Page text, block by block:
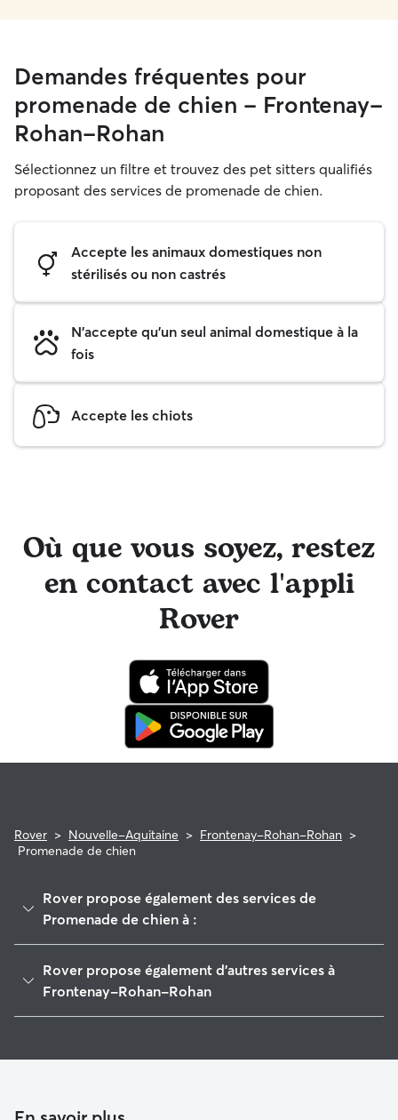
Demandes fréquentes pour
promenade de chien - Frontenay-
Rohan-Rohan
Sélectionnez un filtre et trouvez des pet sitters qualifiés
proposant des services de promenade de chien.
Accepte les animaux domestiques non
stérilisés ou non castrés
N'accepte qu'un seul animal domestique à la
fois
Accepte les chiots
Où que vous soyez, restez
en contact avec l'appli
Rover
Rover > Nouvelle-Aquitaine > Frontenay-Rohan-Rohan >
Promenade de chien
Rover propose également des services de
Promenade de chien à :
La Plaine Niortaise
Rives-d'Autise
Rover propose également d'autres services à
Frontenay-Rohan-Rohan
Garderie pour chien à Frontenay-Rohan-Rohan